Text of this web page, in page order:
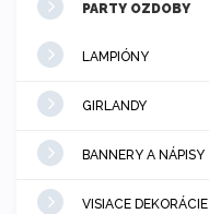
PARTY OZDOBY
LAMPIÓNY
GIRLANDY
BANNERY A NÁPISY
VISIACE DEKORÁCIE